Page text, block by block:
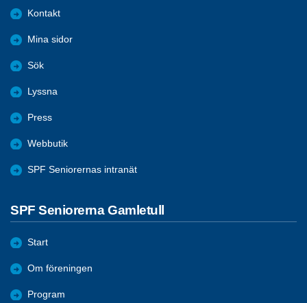
Kontakt
Mina sidor
Sök
Lyssna
Press
Webbutik
SPF Seniorernas intranät
SPF Seniorerna Gamletull
Start
Om föreningen
Program